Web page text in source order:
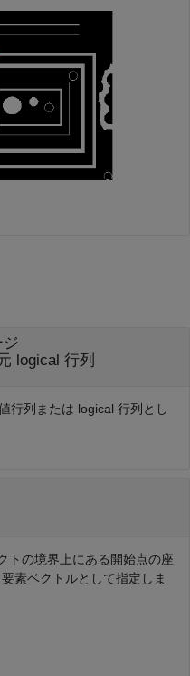
logical 行列
行列または logical 行列とし
トの境界上にある開始点の座
素ベクトルとして指定しま